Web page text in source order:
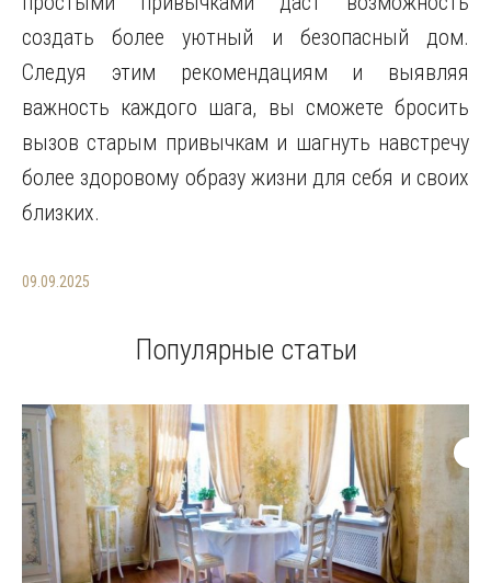
создать более уютный и безопасный дом.
Следуя этим рекомендациям и выявляя
важность каждого шага, вы сможете бросить
вызов старым привычкам и шагнуть навстречу
более здоровому образу жизни для себя и своих
близких.
09.09.2025
Популярные статьи